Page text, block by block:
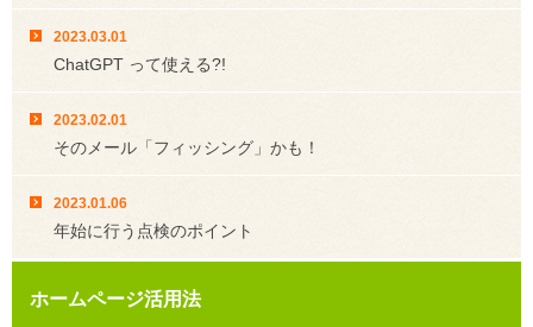
2023.03.01
ChatGPT って使える?!
2023.02.01
そのメール「フィッシング」かも！
2023.01.06
年始に行う点検のポイント
ホームページ活用法